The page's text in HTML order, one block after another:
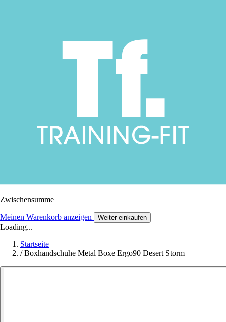
Zwischensumme
Meinen Warenkorb anzeigen Weiter einkaufen
Loading...
Startseite
/ Boxhandschuhe Metal Boxe Ergo90 Desert Storm